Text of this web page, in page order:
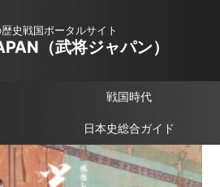
史戦国ポータルサイト
（武将ジャパン）
戦国時代
日本史総合ガイド